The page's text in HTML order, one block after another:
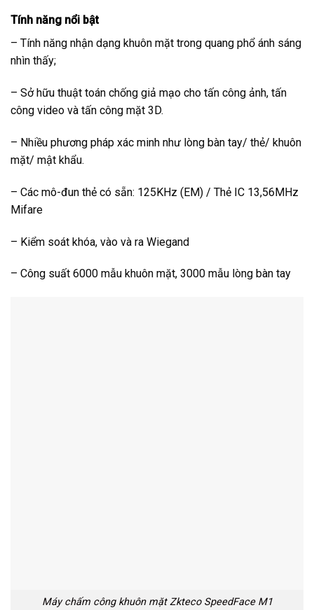
Tính năng nổi bật
– Tính năng nhận dạng khuôn mặt trong quang phổ ánh sáng
nhìn thấy;
– Sở hữu thuật toán chống giả mạo cho tấn công ảnh, tấn
công video và tấn công mặt 3D.
– Nhiều phương pháp xác minh như lòng bàn tay/ thẻ/ khuôn
mặt/ mật khẩu.
– Các mô-đun thẻ có sẵn: 125KHz (EM) / Thẻ IC 13,56MHz
Mifare
– Kiểm soát khóa, vào và ra Wiegand
– Công suất 6000 mẫu khuôn mặt, 3000 mẫu lòng bàn tay
Máy chấm công khuôn mặt Zkteco SpeedFace M1